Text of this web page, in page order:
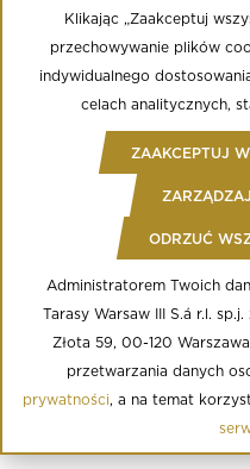
Multikino
poniedziałek -
Well Fitness
poniedziałek -
© Copyright 2020 Złote
Regulamin Centrum
Polityka prywatności
Informacja o przetwarzaniu
Regulamin aplikacji mobilnej
Ustawienia Cookies
Klikając „Zaakceptuj
przechowywanie plików
indywidualnego
celach analitycznych,
ZAAKCEPTUJ
ODRZUĆ
Administratorem Twoich
Tarasy Warsaw III S.á r.l.
Złota 59, 00-120
przetwarzania danych
prywatności, a na temat